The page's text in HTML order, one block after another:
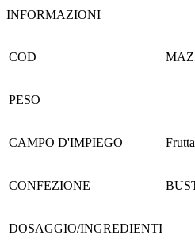
INFORMAZIONI
COD
PESO
CAMPO D'IMPIEGO
CONFEZIONE
DOSAGGIO/INGREDIENTI